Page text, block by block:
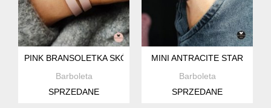
PINK BRANSOLETKA SKÓRZANA
Barboleta
SPRZEDANE
MINI ANTRACITE STAR
Barboleta
SPRZEDANE